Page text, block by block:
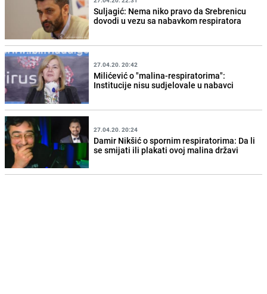
Suljagić: Nema niko pravo da Srebrenicu
dovodi u vezu sa nabavkom respiratora
27.04.20. 20:42
Milićević o "malina-respiratorima":
Institucije nisu sudjelovale u nabavci
27.04.20. 20:24
Damir Nikšić o spornim respiratorima: Da li
se smijati ili plakati ovoj malina državi